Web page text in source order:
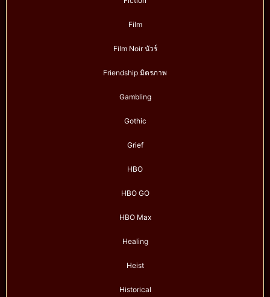
Film
Film Noir นัวร์
Friendship มิตรภาพ
Gambling
Gothic
Grief
HBO
HBO GO
HBO Max
Healing
Heist
Historical